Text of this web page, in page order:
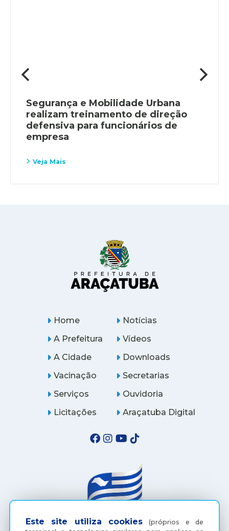
Segurança e Mobilidade Urbana
realizam treinamento de direção
defensiva para funcionários de
empresa
Veja Mais
Este site utiliza cookies (próprios e de
Home
A Prefeitura
A Cidade
Notícias
Vídeos
Downloads
Vacinação
Serviços
Licitações
Secretarias
Ouvidoria
Araçatuba Digital